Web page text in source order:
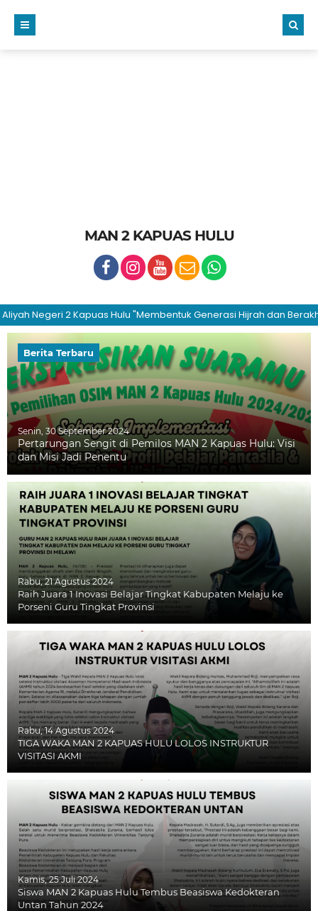
MAN 2 KAPUAS HULU
Negeri 2 Kapuas Hulu "Membentuk Generasi Hijrah dan
Berita Terbaru
Senin, 30 September 2024
Pertarungan Sengit di Pemilos MAN 2 Kapuas Hulu: Visi
dan Misi Jadi Penentu
Rabu, 21 Agustus 2024
Raih Juara 1 Inovasi Belajar Tingkat Kabupaten Melaju ke
Porseni Guru Tingkat Provinsi
Rabu, 14 Agustus 2024
TIGA WAKA MAN 2 KAPUAS HULU LOLOS INSTRUKTUR
VISITASI AKMI
Kamis, 25 Juli 2024
Siswa MAN 2 Kapuas Hulu Tembus Beasiswa Kedokteran
Untan Tahun 2024